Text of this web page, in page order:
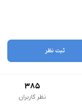
ثبت نظر
385
نظر کاربران